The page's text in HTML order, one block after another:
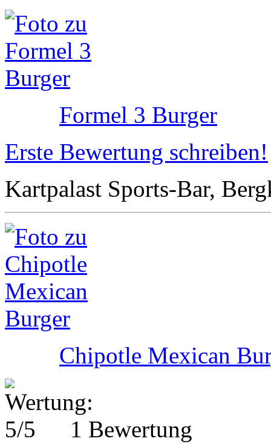
Formel 3 Burger
Erste Bewertung schreiben!
Kartpalast Sports-Bar,
Chipotle Mexican
1 Bewertung